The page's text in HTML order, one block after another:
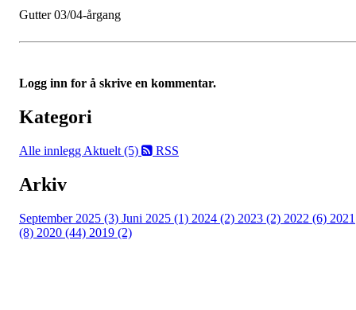
Gutter 03/04-årgang
Logg inn for å skrive en kommentar.
Kategori
Alle innlegg Aktuelt (5) RSS
Arkiv
September 2025 (3) Juni 2025 (1) 2024 (2) 2023 (2) 2022 (6) 2021
(8) 2020 (44) 2019 (2)